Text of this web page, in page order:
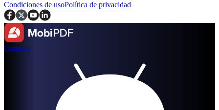
Condiciones de usoPolítica de privacidad
Comprar